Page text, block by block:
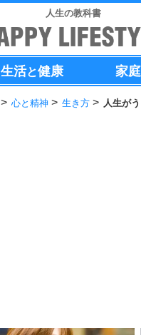
人生の教科書
生活と健康 家庭
心と精神 生き方 人生が